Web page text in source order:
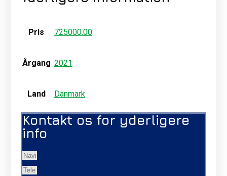
Pris 725000.00
Årgang 2021
Land Danmark
Kontakt os for yderligere
info